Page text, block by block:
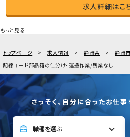
求人詳細はこ
もっと見る
トップページ 求人情報 静岡県
静岡
配線コード部品箱の仕分け・運搬作業/残業なし
さっそく、自分に合ったお仕事